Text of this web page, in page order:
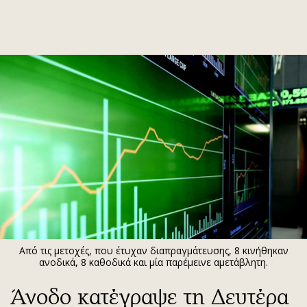
ΚΑΤΗΓΟΡΙΕΣ ΣΥΝΔΕΣΗ
Κύπρος
Πολιτική
Βουλευτικές 2026
Εκλογές 2024
Προεδρικές 2023
Διπλωματία
Απόψεις
Αρθρογραφία
The Hill
Αγγελίες
Ενοικιάζονται
Πωλούνται
Θέσεις εργασίας
Από τις μετοχές, που έτυχαν διαπραγμάτευσης, 8 κινήθηκαν
ανοδικά, 8 καθοδικά και μία παρέμεινε αμετάβλητη.
Άνοδο κατέγραψε τη Δευτέρα